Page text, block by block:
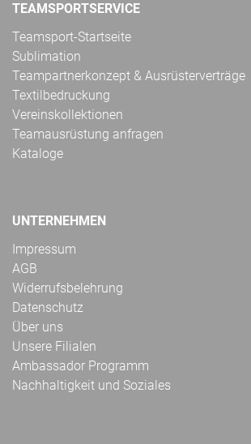
TEAMSPORTSERVICE
Teamsport-Startseite
Sublimation
Teampartnerkonzept & Ausrüsterverträge
Textilbedruckung
Vereinskollektionen
Teamausrüstung anfragen
Kataloge
UNTERNEHMEN
Impressum
AGB
Widerrufsbelehrung
Datenschutz
Über uns
Unsere Filialen
Ambassador Programm
Nachhaltigkeit und Soziales